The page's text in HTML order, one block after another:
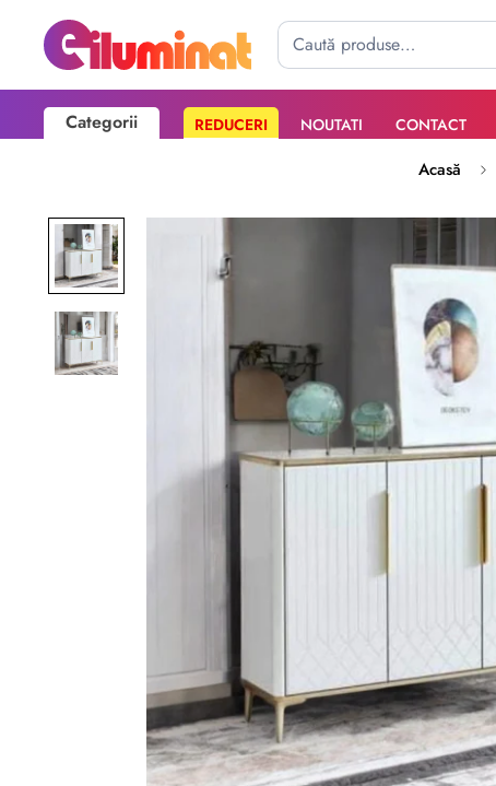
Categorii REDUCERI NOUTATI CONTACT
Acasă